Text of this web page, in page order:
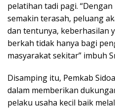
pelatihan tadi pagi.
semakin terasah, peluang
dan tentunya, keberhasilan
berkah tidak hanya bagi
masyarakat sekitar” imbuh
Disamping itu, Pemkab
dalam memberikan
pelaku usaha kecil baik